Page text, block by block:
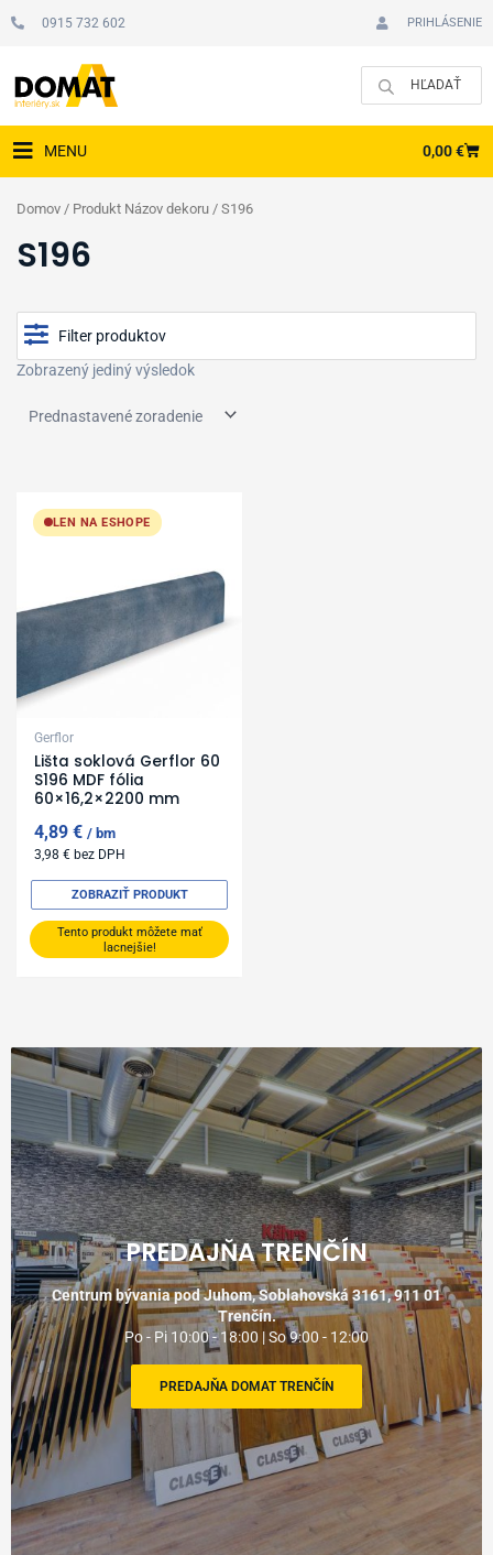
0915 732 602 PRIHLÁSENIE
MENU 0,00€
Domov / Produkt Názov dekoru / S196
S196
Filter produktov
Zobrazený jediný výsledok
LEN NA ESHOPE
Gerflor
Lišta soklová Gerflor 60
S196 MDF fólia
60×16,2×2200 mm
4,89€ bm
3,98€ bez DPH
Tento produkt môžete mať
lacnejšie!
ZOBRAZIŤ PRODUKT
PREDAJŇA TRENČÍN
Centrum bývania pod Juhom, Soblahovská 3161, 911 01
Trenčín.
Po - Pi 10:00 - 18:00 | So 9:00 - 12:00
PREDAJŇA DOMAT TRENČÍN